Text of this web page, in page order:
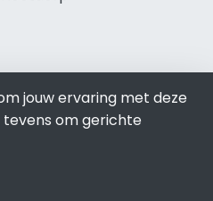
Nootdorp
jouw ervaring met deze
om gerichte